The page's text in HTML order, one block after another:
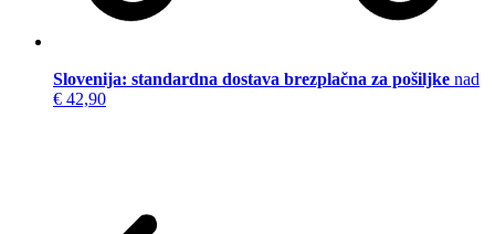
Slovenija: standardna dostava brezplačna za pošiljke nad
€ 42,90